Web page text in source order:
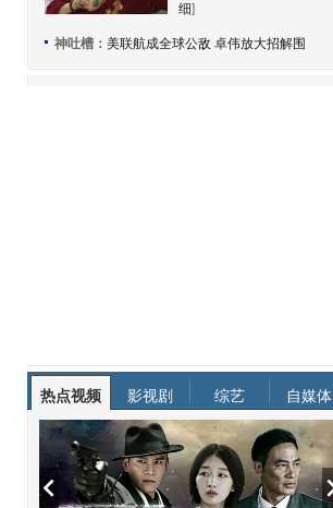
细]
神吐槽： 美联航成全球公敌 卓伟放大招解围
热点视频 影视剧 综艺 自媒体